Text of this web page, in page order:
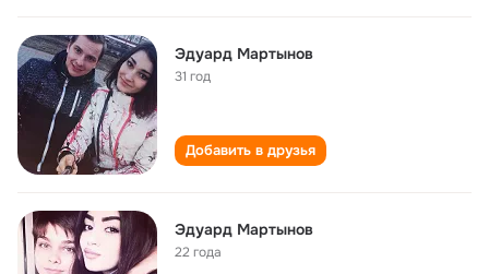
Эдуард Мартынов
31 год
Добавить в друзья
Эдуард Мартынов
22 года